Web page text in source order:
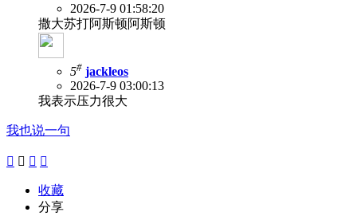
2026-7-9 01:58:20
撒大苏打阿斯顿阿斯顿
5# jackleos
2026-7-9 03:00:13
我表示压力很大
我也说一句
   
收藏
分享